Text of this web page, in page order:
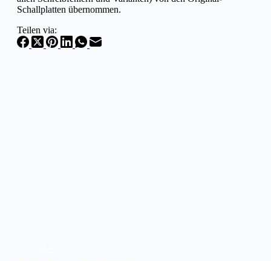
Schallplatten übernommen.
Teilen via: